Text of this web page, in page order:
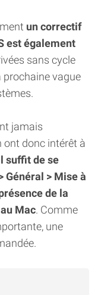
un correctif
est également
sans cycle
prochaine vague
jamais
ont donc intérêt à
suffit de se
Général > Mise à
de la
Mac. Comme
une